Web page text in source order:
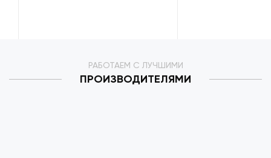
РАБОТАЕМ С ЛУЧШИМИ
ПРОИЗВОДИТЕЛЯМИ